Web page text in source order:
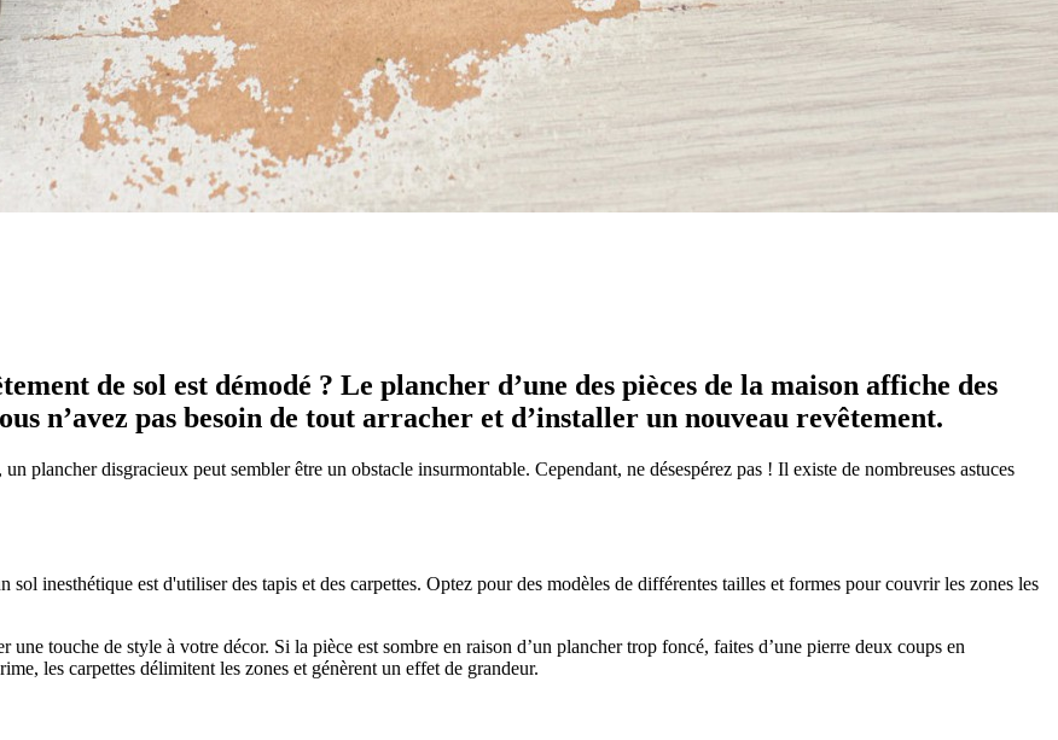
de sol est démodé ? Le plancher d’une des pièces de la maison affiche des
n’avez pas besoin de tout arracher et d’installer un nouveau revêtement.
plancher disgracieux peut sembler être un obstacle insurmontable. Cependant, ne désespérez pas ! Il existe de nombreuses astuces
inesthétique est d'utiliser des tapis et des carpettes. Optez pour des modèles de différentes tailles et formes pour couvrir les zones les
touche de style à votre décor. Si la pièce est sombre en raison d’un plancher trop foncé, faites d’une pierre deux coups en
les carpettes délimitent les zones et génèrent un effet de grandeur.